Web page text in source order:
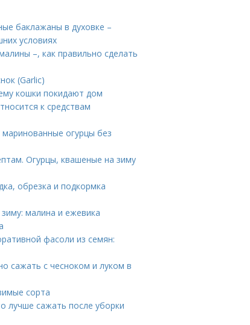
баклажаны в духовке –
условиях
–, как правильно сделать
(Garlic)
кошки покидают дом
к средствам
огурцы без
Огурцы, квашеные на зиму
обрезка и подкормка
малина и ежевика
фасоли из семян:
сажать с чесноком и луком в
сорта
лучше сажать после уборки